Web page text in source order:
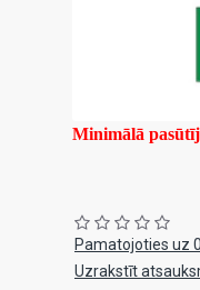
Minimālā
Pamatojoties uz
Uzrakstīt